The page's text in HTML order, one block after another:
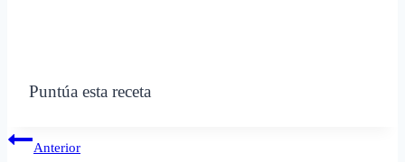
Puntúa esta receta
Navegación
Anterior